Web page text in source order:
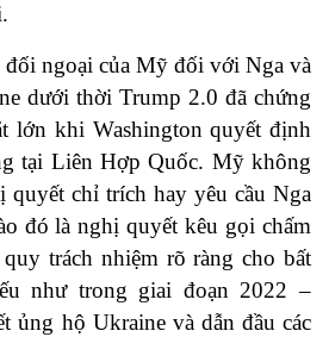
đối ngoại của Mỹ đối với Nga và
dưới thời Trump 2.0 đã chứng
lớn khi Washington quyết định
tại Liên Hợp Quốc. Mỹ không
quyết chỉ trích hay yêu cầu Nga
đó là nghị quyết kêu gọi chấm
trách nhiệm rõ ràng cho bất
như trong giai đoạn 2022 –
ủng hộ Ukraine và dẫn đầu các